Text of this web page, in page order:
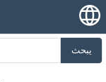
يبحث